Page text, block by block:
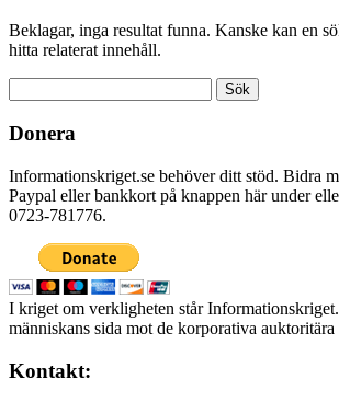
Beklagar, inga resultat funna. Kanske kan en
hitta relaterat innehåll.
efter:
Donera
Informationskriget.se behöver ditt stöd. Bidra
Paypal eller bankkort på knappen här under
0723-781776.
I kriget om verkligheten står
människans sida mot de korporativa auktoritära
Kontakt: